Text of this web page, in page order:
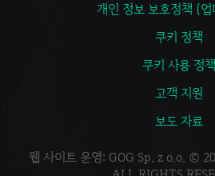
개인 정보 보호정책 (업
쿠키 정책
쿠키 사용 정책
고객 지원
보도 자료
웹 사이트 운영: GOG Sp. z o.o. ©